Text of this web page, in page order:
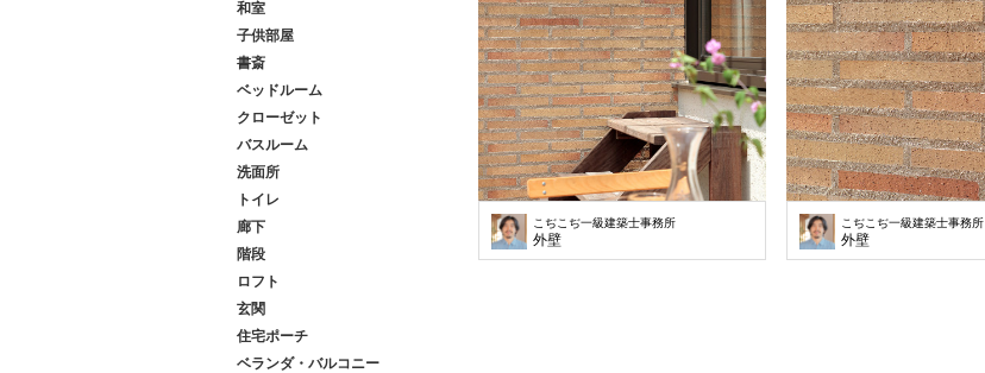
和室
子供部屋
書斎
ベッドルーム
クローゼット
バスルーム
洗面所
トイレ
廊下
階段
ロフト
玄関
住宅ポーチ
ベランダ・バルコニー
こぢこぢ一級建築士事務所
外壁
こぢこぢ一級建築士事務所
外壁